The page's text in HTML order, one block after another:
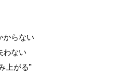
からない
わない
上がる”